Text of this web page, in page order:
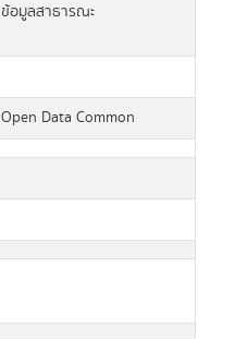
ข้อมูลสาธารณะ
Open Data Common